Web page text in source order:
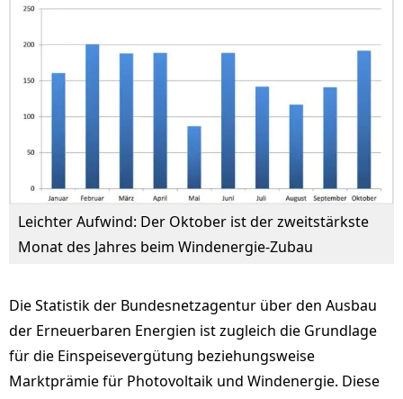
Leichter Aufwind: Der Oktober ist der zweitstärkste
Monat des Jahres beim Windenergie-Zubau
Die Statistik der Bundesnetzagentur über den Ausbau
der Erneuerbaren Energien ist zugleich die Grundlage
für die Einspeisevergütung beziehungsweise
Marktprämie für Photovoltaik und Windenergie. Diese